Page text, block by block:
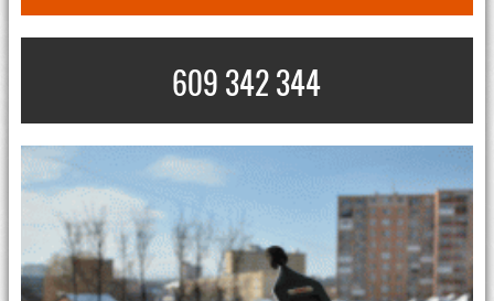
609 342 344